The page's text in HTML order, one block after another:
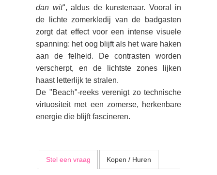
dan wit", aldus de kunstenaar. Vooral in
de lichte zomerkledij van de badgasten
zorgt dat effect voor een intense visuele
spanning: het oog blijft als het ware haken
aan de felheid. De contrasten worden
verscherpt, en de lichtste zones lijken
haast letterlijk te stralen.
De "Beach"-reeks verenigt zo technische
virtuositeit met een zomerse, herkenbare
energie die blijft fascineren.
Stel een vraag Kopen / Huren